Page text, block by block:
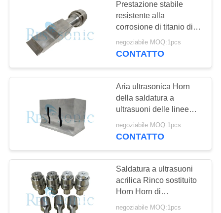
Prestazione stabile
resistente alla
corrosione di titanio di
Horn della saldatura a
ultrasuoni della lega
negoziabile MOQ:1pcs
CONTATTO
Aria ultrasonica Horn
della saldatura a
ultrasuoni delle linee
guida di alluminio di
Horn
negoziabile MOQ:1pcs
CONTATTO
Saldatura a ultrasuoni
acrilica Rinco sostituito
Horn Horn di
picchettamento dell'ABS
negoziabile MOQ:1pcs